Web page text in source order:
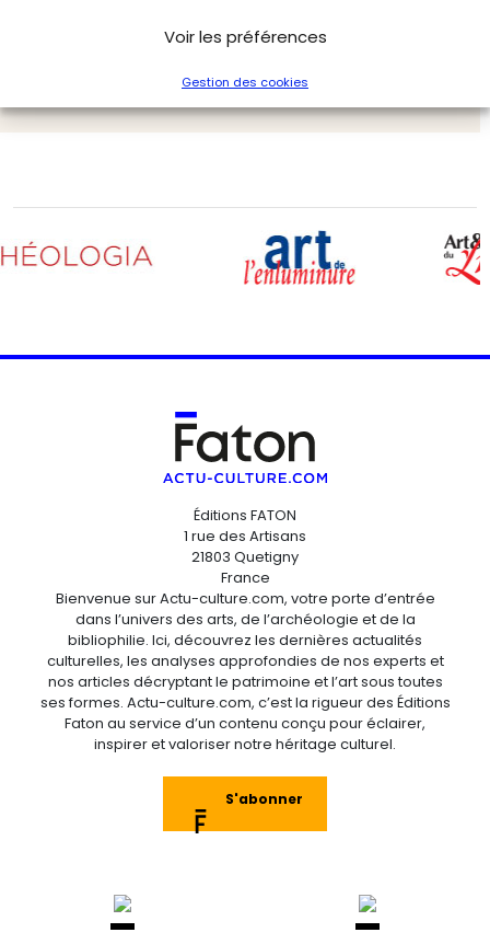
Voir les préférences
Gestion des cookies
Archéologia
Éditions FATON
1 rue des Artisans
21803 Quetigny
France
Bienvenue sur Actu-culture.com, votre porte d’entrée
dans l’univers des arts, de l’archéologie et de la
bibliophilie. Ici, découvrez les dernières actualités
culturelles, les analyses approfondies de nos experts et
nos articles décryptant le patrimoine et l’art sous toutes
ses formes. Actu-culture.com, c’est la rigueur des Éditions
Faton au service d’un contenu conçu pour éclairer,
inspirer et valoriser notre héritage culturel.
S'abonner